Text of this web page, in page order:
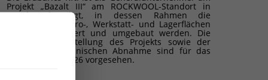
Projekt „Bazalt III“ am ROCKWOOL-Standort in
Tapolca beteiligt, in dessen Rahmen die
bestehenden Büro-, Werkstatt- und Lagerflächen
umfassend saniert und umgebaut werden. Die
geplante Fertigstellung des Projekts sowie der
Beginn der technischen Abnahme sind für das
dritte Quartal 2026 vorgesehen.